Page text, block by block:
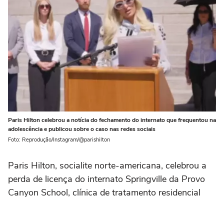
Paris Hilton celebrou a notícia do fechamento do internato que frequentou na
adolescência e publicou sobre o caso nas redes sociais
Foto: Reprodução/Instagram/@parishilton
Paris Hilton, socialite norte-americana, celebrou a
perda de licença do internato Springville da Provo
Canyon School, clínica de tratamento residencial